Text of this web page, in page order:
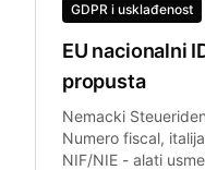
GDPR i usklađenost
EU nacionalni
propusta
Nemacki
Numero fiscal,
NIF/NIE - alati